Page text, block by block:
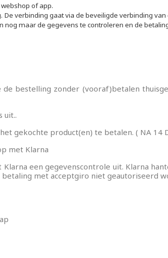
of app.
verbinding gaat via de beveiligde verbinding
maar de gegevens te controleren en de
bestelling zonder (vooraf)betalen
uit..
gekochte product(en) te betalen. ( NA 14
met Klarna
een gegevenscontrole uit. Klarna
met acceptgiro niet geautoriseerd